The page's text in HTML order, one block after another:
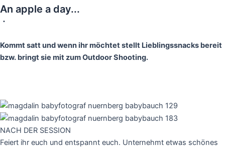
An apple a day...
・
Kommt satt und wenn ihr möchtet stellt Lieblingssnacks bereit
bzw. bringt sie mit zum Outdoor Shooting.
NACH DER SESSION
Feiert ihr euch und entspannt euch. Unternehmt etwas schönes